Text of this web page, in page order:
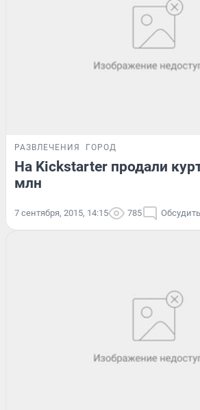
РАЗВЛЕЧЕНИЯ ГОРОД
На Kickstarter продали
млн
7 сентября, 2015, 14:15 785 Обсудить